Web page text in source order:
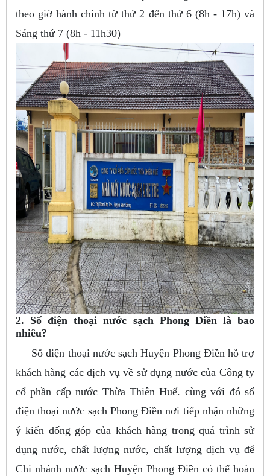
theo giờ hành chính từ thứ 2 đến thứ 6 (8h - 17h) và
Sáng thứ 7 (8h - 11h30)
2. Số điện thoại nước sạch Phong Điền là bao
nhiêu?
Số điện thoại nước sạch Huyện Phong Điền hỗ trợ
khách hàng các dịch vụ về sử dụng nước của Công ty
cổ phần cấp nước Thừa Thiên Huế. cùng với đó số
điện thoại nước sạch Phong Điền nơi tiếp nhận những
ý kiến đống góp của khách hàng trong quá trình sử
dụng nước, chất lượng nước, chất lượng dịch vụ để
Chi nhánh nước sạch Huyện Phong Điền có thể hoàn